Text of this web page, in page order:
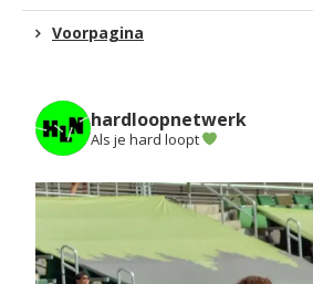
Voorpagina
hardloopnetwerk
Als je hard loopt